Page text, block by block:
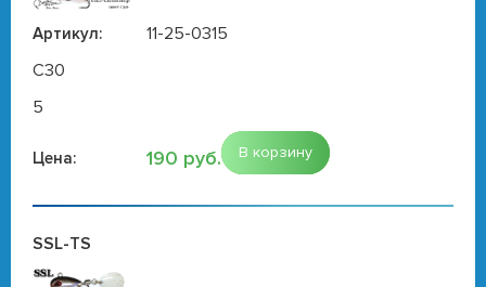
Артикул:
11-25-0315
C30
5
Цена: 190 руб. В корзину
SSL-TS